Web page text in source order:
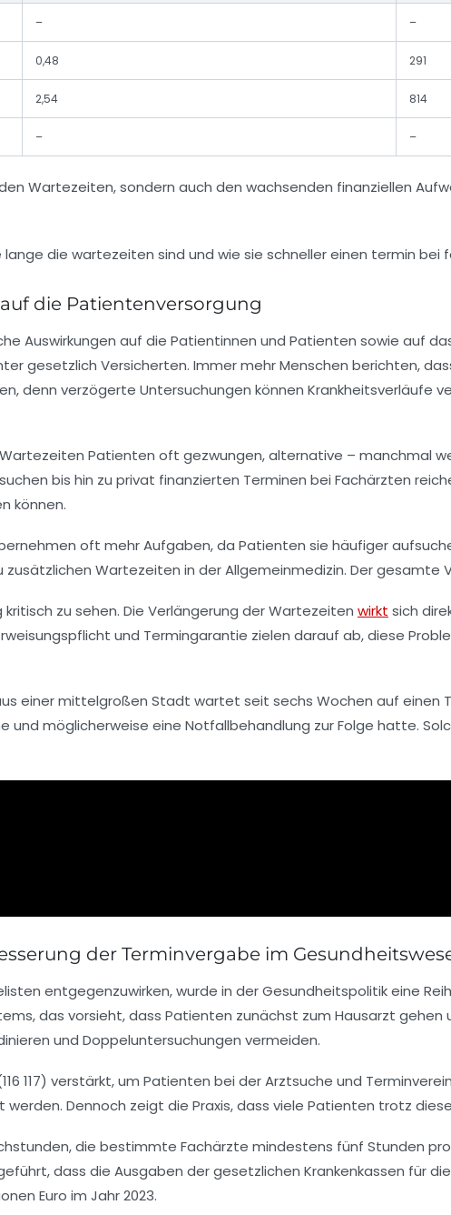
– –
0,48 291
2,54 814
– –
Wartezeiten, sondern auch den wachsenden finanziellen
die Patientenversorgung
Auswirkungen auf die Patientinnen und Patienten sowie auf
gesetzlich Versicherten. Immer mehr Menschen berichten,
denn verzögerte Untersuchungen können Krankheitsverläufe
Patienten oft gezwungen, alternative – manchmal
bis hin zu privat finanzierten Terminen bei Fachärzten
können.
oft mehr Aufgaben, da Patienten sie häufiger
Wartezeiten in der Allgemeinmedizin. Der gesamte
zu sehen. Die Verlängerung der Wartezeiten wirkt sich
und Termingarantie zielen darauf ab, diese
einer mittelgroßen Stadt wartet seit sechs Wochen auf einen
möglicherweise eine Notfallbehandlung zur Folge hatte.
der Terminvergabe im
entgegenzuwirken, wurde in der Gesundheitspolitik eine
das vorsieht, dass Patienten zunächst zum Hausarzt
und Doppeluntersuchungen vermeiden.
117) verstärkt, um Patienten bei der Arztsuche und
Dennoch zeigt die Praxis, dass viele Patienten trotz
die bestimmte Fachärzte mindestens fünf Stunden pro
dass die Ausgaben der gesetzlichen Krankenkassen für
Euro im Jahr 2023.